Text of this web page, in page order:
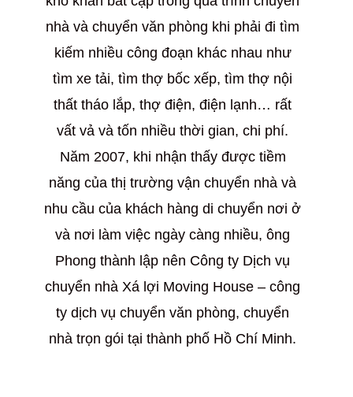
nhà và chuyển văn phòng khi phải đi tìm
kiếm nhiều công đoạn khác nhau như
tìm xe tải, tìm thợ bốc xếp, tìm thợ nội
thất tháo lắp, thợ điện, điện lạnh… rất
vất vả và tốn nhiều thời gian, chi phí.
Năm 2007, khi nhận thấy được tiềm
năng của thị trường vận chuyển nhà và
nhu cầu của khách hàng di chuyển nơi ở
và nơi làm việc ngày càng nhiều, ông
Phong thành lập nên Công ty Dịch vụ
chuyển nhà Xá lợi Moving House – công
ty dịch vụ chuyển văn phòng, chuyển
nhà trọn gói tại thành phố Hồ Chí Minh.